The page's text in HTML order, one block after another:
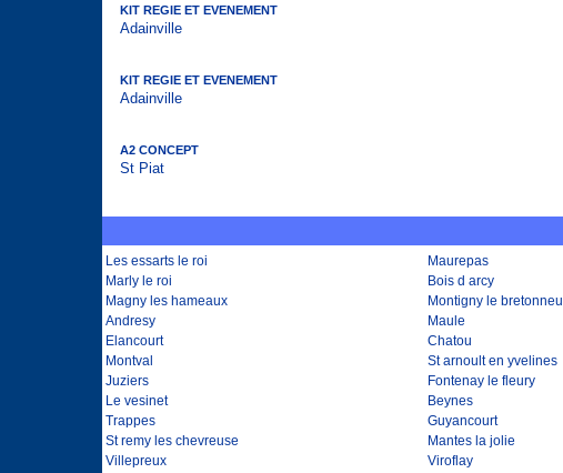
KIT REGIE ET EVENEMENT
Adainville
KIT REGIE ET EVENEMENT
Adainville
A2 CONCEPT
St Piat
Les essarts le roi Maurepas
Marly le roi
Bois d arcy
Magny les hameaux
Montigny le
Andresy
Maule
Elancourt
Chatou
Montval
St arnoult en yvelines
Juziers
Fontenay le fleury
Le vesinet
Beynes
Trappes
Guyancourt
St remy les chevreuse
Mantes la jolie
Villepreux
Viroflay